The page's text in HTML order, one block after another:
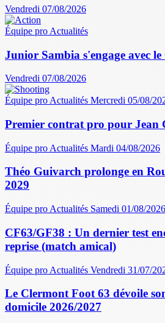
Vendredi 07/08/2026
Équipe pro Actualités
Junior Sambia s'engage avec
Vendredi 07/08/2026
Équipe pro Actualités Mercredi 05/08/
Premier contrat pro pour Jean
Équipe pro Actualités Mardi 04/08/2026
Théo Guivarch prolonge en
2029
Équipe pro Actualités Samedi 01/08/2026
CF63/GF38 : Un dernier test
reprise (match amical)
Équipe pro Actualités Vendredi 31/07/
Le Clermont Foot 63 dévoile
domicile 2026/2027